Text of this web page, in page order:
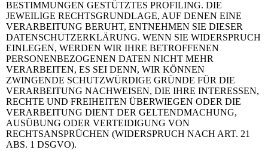
BESTIMMUNGEN GESTÜTZTES PROFILING. DIE
JEWEILIGE RECHTSGRUNDLAGE, AUF DENEN EINE
VERARBEITUNG BERUHT, ENTNEHMEN SIE DIESER
DATENSCHUTZERKLÄRUNG. WENN SIE WIDERSPRUCH
EINLEGEN, WERDEN WIR IHRE BETROFFENEN
PERSONENBEZOGENEN DATEN NICHT MEHR
VERARBEITEN, ES SEI DENN, WIR KÖNNEN
ZWINGENDE SCHUTZWÜRDIGE GRÜNDE FÜR DIE
VERARBEITUNG NACHWEISEN, DIE IHRE INTERESSEN,
RECHTE UND FREIHEITEN ÜBERWIEGEN ODER DIE
VERARBEITUNG DIENT DER GELTENDMACHUNG,
AUSÜBUNG ODER VERTEIDIGUNG VON
RECHTSANSPRÜCHEN (WIDERSPRUCH NACH ART. 21
ABS. 1 DSGVO).